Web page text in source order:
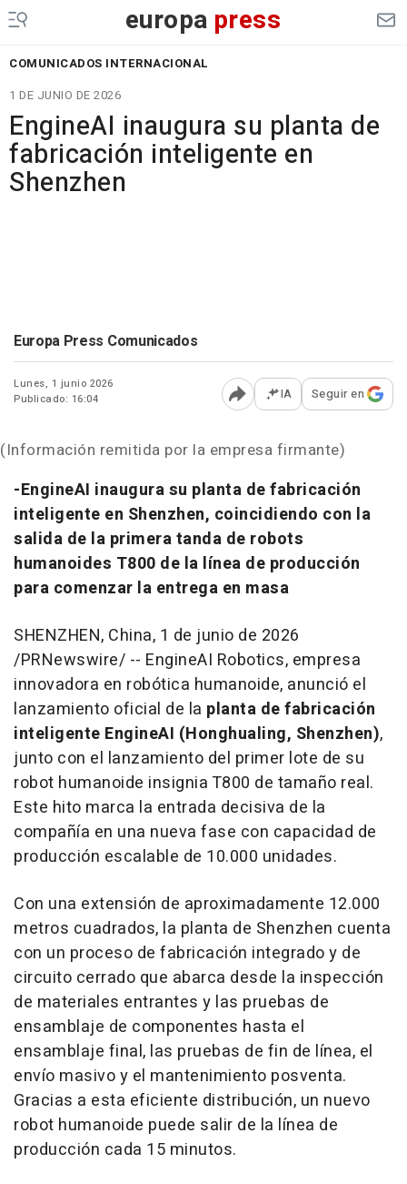
europa press
COMUNICADOS INTERNACIONAL
1 DE JUNIO DE 2026
EngineAI inaugura su planta de
fabricación inteligente en
Shenzhen
Europa Press Comunicados
Lunes, 1 junio 2026
Publicado: 16:04
Abrir opciones para
IA Seguir en
(Información remitida por la empresa firmante)
-EngineAI inaugura su planta de fabricación
inteligente en Shenzhen, coincidiendo con la
salida de la primera tanda de robots
humanoides T800 de la línea de producción
para comenzar la entrega en masa
SHENZHEN, China, 1 de junio de 2026
/PRNewswire/ -- EngineAI Robotics, empresa
innovadora en robótica humanoide, anunció el
lanzamiento oficial de la planta de fabricación
inteligente EngineAI (Honghualing, Shenzhen),
junto con el lanzamiento del primer lote de su
robot humanoide insignia T800 de tamaño real.
Este hito marca la entrada decisiva de la
compañía en una nueva fase con capacidad de
producción escalable de 10.000 unidades.
Con una extensión de aproximadamente 12.000
metros cuadrados, la planta de Shenzhen cuenta
con un proceso de fabricación integrado y de
circuito cerrado que abarca desde la inspección
de materiales entrantes y las pruebas de
ensamblaje de componentes hasta el
ensamblaje final, las pruebas de fin de línea, el
envío masivo y el mantenimiento posventa.
Gracias a esta eficiente distribución, un nuevo
robot humanoide puede salir de la línea de
producción cada 15 minutos.